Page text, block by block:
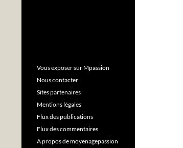
Vous exposer sur Mpassion
Nous contacter
Sites partenaires
Mentions légales
Flux des publications
Flux des commentaires
A propos de moyenagepassion